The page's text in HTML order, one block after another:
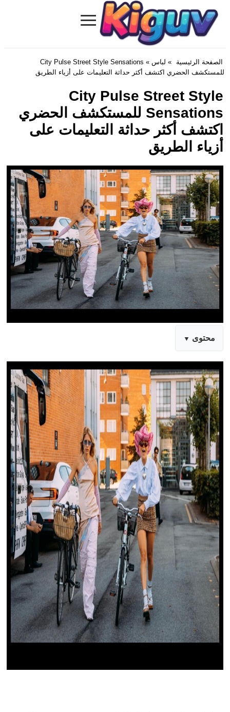
Kiguv.com
≡
الصفحة الرئيسية » لباس
» City Pulse Street Style Sensations
للمستكشف الحضري اكتشف أكثر حداثة التعليمات على أزياء الطريق
City Pulse Street Style
Sensations للمستكشف الحضري
اكتشف أكثر حداثة التعليمات على
أزياء الطريق
محتوى